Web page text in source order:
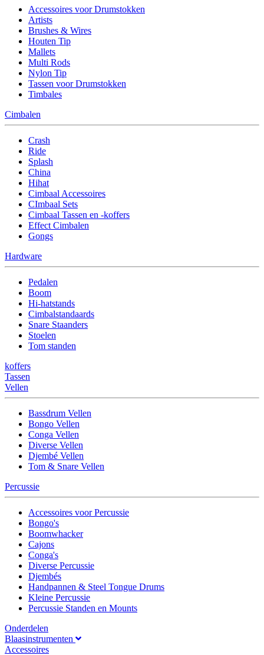
Accessoires voor Drumstokken
Artists
Brushes & Wires
Houten Tip
Mallets
Multi Rods
Nylon Tip
Tassen voor Drumstokken
Timbales
Cimbalen
Crash
Ride
Splash
China
Hihat
Cimbaal Accessoires
CImbaal Sets
Cimbaal Tassen en -koffers
Effect Cimbalen
Gongs
Hardware
Pedalen
Boom
Hi-hatstands
Cimbalstandaards
Snare Staanders
Stoelen
Tom standen
koffers
Tassen
Vellen
Bassdrum Vellen
Bongo Vellen
Conga Vellen
Diverse Vellen
Djembé Vellen
Tom & Snare Vellen
Percussie
Accessoires voor Percussie
Bongo's
Boomwhacker
Cajons
Conga's
Diverse Percussie
Djembés
Handpannen & Steel Tongue Drums
Kleine Percussie
Percussie Standen en Mounts
Onderdelen
Blaasinstrumenten
Accessoires